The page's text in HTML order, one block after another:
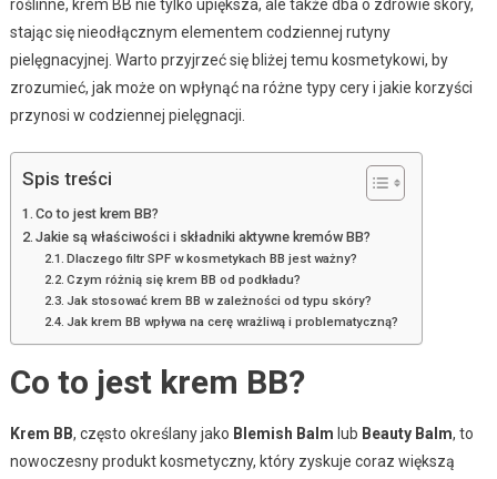
roślinne, krem BB nie tylko upiększa, ale także dba o zdrowie skóry,
stając się nieodłącznym elementem codziennej rutyny
pielęgnacyjnej. Warto przyjrzeć się bliżej temu kosmetykowi, by
zrozumieć, jak może on wpłynąć na różne typy cery i jakie korzyści
przynosi w codziennej pielęgnacji.
Spis treści
Co to jest krem BB?
Jakie są właściwości i składniki aktywne kremów BB?
Dlaczego filtr SPF w kosmetykach BB jest ważny?
Czym różnią się krem BB od podkładu?
Jak stosować krem BB w zależności od typu skóry?
Jak krem BB wpływa na cerę wrażliwą i problematyczną?
Co to jest krem BB?
Krem BB, często określany jako Blemish Balm lub Beauty Balm, to
nowoczesny produkt kosmetyczny, który zyskuje coraz większą